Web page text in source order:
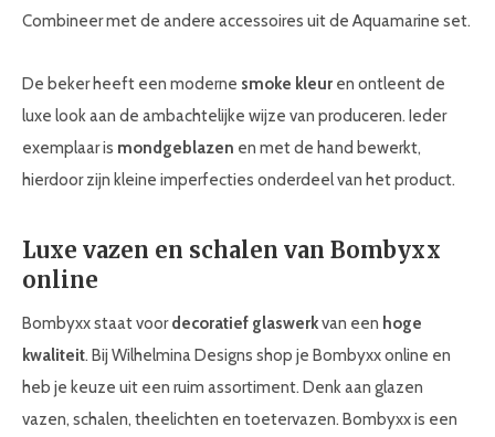
Combineer met de andere accessoires uit de Aquamarine set.
De beker heeft een moderne smoke kleur en ontleent de
luxe look aan de ambachtelijke wijze van produceren. Ieder
exemplaar is mondgeblazen en met de hand bewerkt,
hierdoor zijn kleine imperfecties onderdeel van het product.
Luxe vazen en schalen van Bombyxx
online
Bombyxx staat voordecoratief glaswerkvan een hoge
kwaliteit. Bij Wilhelmina Designs shop je Bombyxx online en
heb je keuze uit een ruim assortiment. Denk aan glazen
vazen, schalen, theelichten en toetervazen. Bombyxx is een